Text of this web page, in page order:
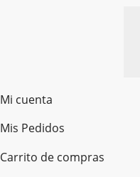
Mi cuenta
Mis Pedidos
Carrito de compras